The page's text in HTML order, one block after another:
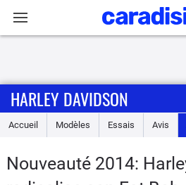
Accueil
Essais
HARLEY DAVIDSON
Accueil Modèles Essais Avis
Nouveauté 2014: